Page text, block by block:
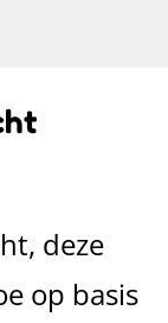
deze
op basis